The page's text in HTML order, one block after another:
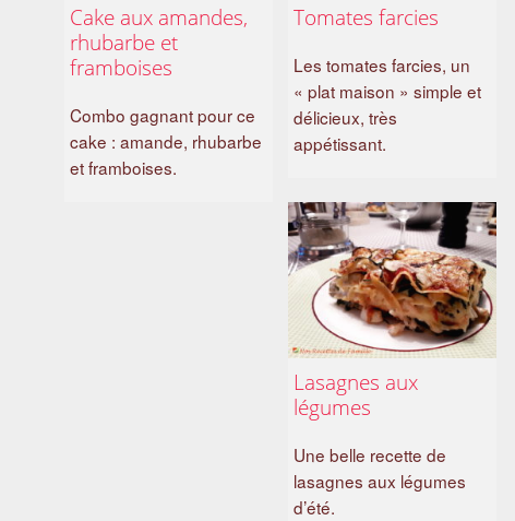
Cake aux amandes,
rhubarbe et
framboises
Combo gagnant pour ce
cake : amande, rhubarbe
et framboises.
Tomates farcies
Les tomates farcies, un
« plat maison » simple et
délicieux, très
appétissant.
Lasagnes aux
légumes
Une belle recette de
lasagnes aux légumes
d’été.